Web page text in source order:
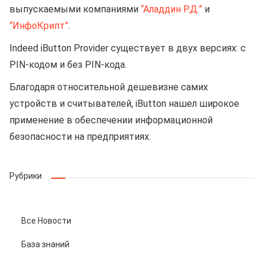
выпускаемыми компаниями “Аладдин Р.Д.” и
“ИнфоКрипт”.
Indeed iButton Provider существует в двух версиях: с
PIN-кодом и без PIN-кода.
Благодаря относительной дешевизне самих
устройств и считывателей, iButton нашел широкое
применение в обеспечении информационной
безопасности на предприятиях.
Рубрики
Все Новости
База знаний